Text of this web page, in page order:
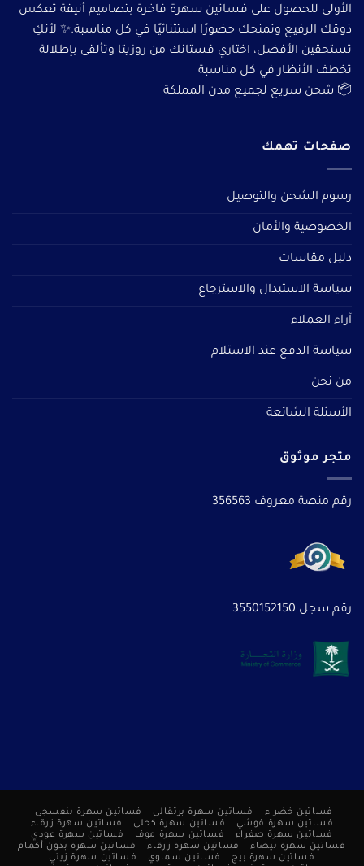
الأولى للحصول على فساتين سهرة فاخرة بتصاميم أنيقة تعكس
ذوقك الرفيع وتمنحك حضورًا استثنائيًا في كل مناسبة.✨ لأنكِ
تستحقين الأفضل، اختاري فستانك من روزيتا وتألقى بإطلالة
تخطف الأنظار في كل مناسبة
📦 شحن سريع لجميع مدن المملكة
صفحات تهمك
رسوم الشحن والتوصيل
الخصوصية والأمان
دليل مقاسات
سياسة الاستبدال والاسترجاع
آراء العملاء
سياسة الدفع عند الاستلام
من نحن
الأسئلة الشائعة
متجر موثوق
رقم منصة معروف 356563
رقم سجل 3550152150
فساتين خضراء فساتين سهرة برتقالى
فساتين سهرة بنفسجى
فساتين سهرة فوشي
فساتين سهرة كحلى
فساتين سهرة زرقاء
فساتين سهرة صفراء
فساتين سهرة موف
فساتين سهرة عودي
فساتين سهرة بيضاء
فساتين سهرة زرقاء
فساتين سهرة بدون أكمام
فساتين سهرة بيج
فساتين سماوي
فساتين سهرة زيتي